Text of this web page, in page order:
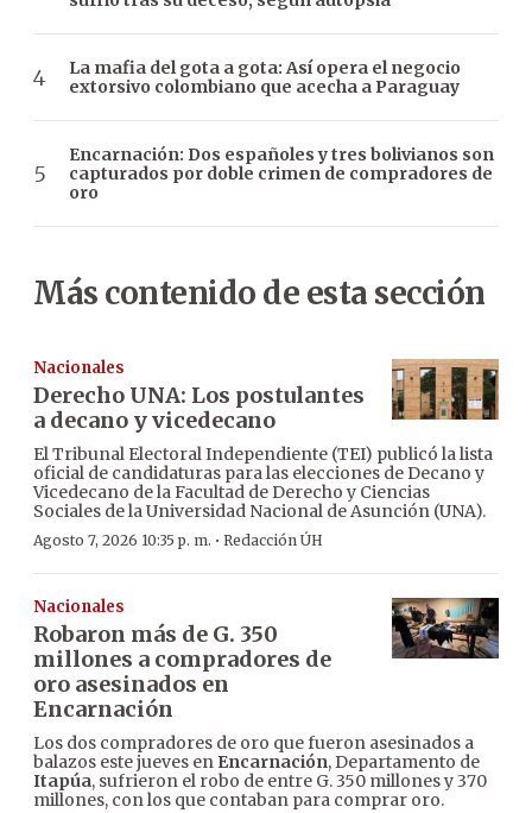
La mafia del gota a gota: Así opera el negocio
extorsivo colombiano que acecha a Paraguay
Encarnación: Dos españoles y tres bolivianos son
capturados por doble crimen de compradores de
oro
Más contenido de esta sección
Nacionales
Derecho UNA: Los postulantes
a decano y vicedecano
El Tribunal Electoral Independiente (TEI) publicó la lista
oficial de candidaturas para las elecciones de Decano y
Vicedecano de la Facultad de Derecho y Ciencias
Sociales de la Universidad Nacional de Asunción (UNA).
Agosto 7, 2026 10:35 p. m. · Redacción ÚH
Nacionales
Robaron más de G. 350
millones a compradores de
oro asesinados en
Encarnación
Los dos compradores de oro que fueron asesinados a
balazos este jueves en Encarnación, Departamento de
Itapúa, sufrieron el robo de entre G. 350 millones y 370
millones, con los que contaban para comprar oro.